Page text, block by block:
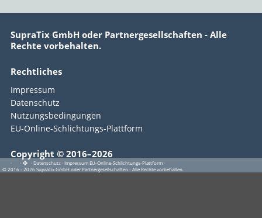
SupraTix GmbH oder Partnergesellschaften - Alle
Rechte vorbehalten.
Rechtliches
Impressum
Datenschutz
Nutzungsbedingungen
EU-Online-Schlichtungs-Plattform
Copyright © 2016–2026
· · ·Datenschutz·Impressum EU-Online-Schlichtungs-Plattform·
© 2016 - 2026 SupraTix GmbH oder Partnergesellschaften - Alle Rechte vorbehalten.